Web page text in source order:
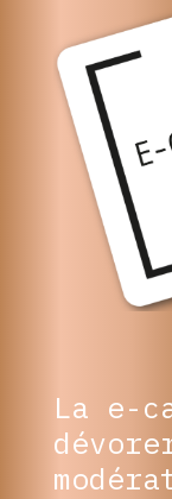
La e-